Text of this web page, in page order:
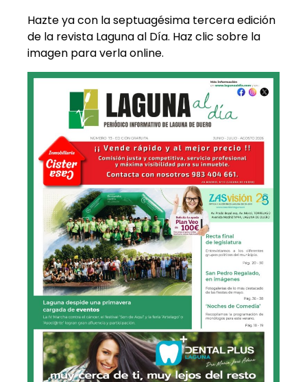
Hazte ya con la septuagésima tercera edición
de la revista Laguna al Día. Haz clic sobre la
imagen para verla online.